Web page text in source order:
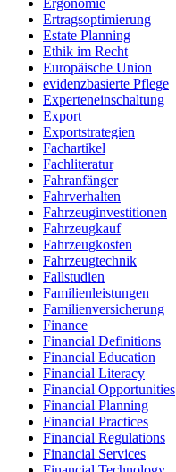
Ertragsoptimierung
Estate Planning
Ethik im Recht
Europäische Union
evidenzbasierte Pflege
Experteneinschaltung
Export
Exportstrategien
Fachartikel
Fachliteratur
Fahranfänger
Fahrverhalten
Fahrzeuginvestitionen
Fahrzeugkauf
Fahrzeugkosten
Fahrzeugtechnik
Fallstudien
Familienleistungen
Familienversicherung
Finance
Financial Definitions
Financial Education
Financial Literacy
Financial Opportunities
Financial Planning
Financial Practices
Financial Regulations
Financial Services